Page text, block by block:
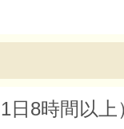
日8時間以上